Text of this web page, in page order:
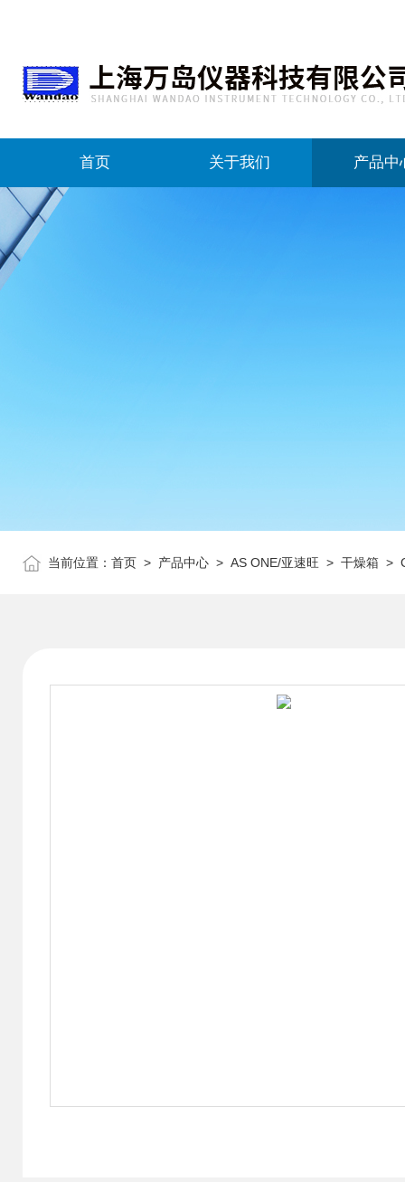
首页 关于我们 产品中
当前位置： 首页 > 产品中心 > AS ONE/亚速旺 > 干燥箱 >